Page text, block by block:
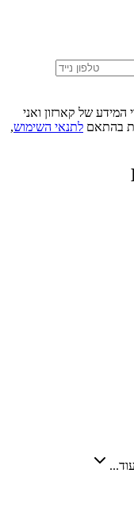
המידע של קארזון ואני
בהתאם לתנאי השימוש,